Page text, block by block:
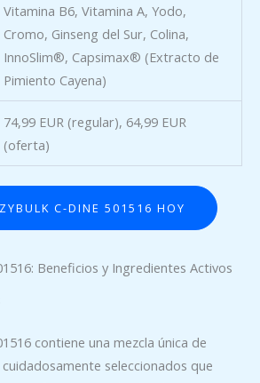
Vitamina B6, Vitamina A, Yodo,
Cromo, Ginseng del Sur, Colina,
InnoSlim®, Capsimax® (Extracto de
Pimiento Cayena)
74,99 EUR (regular), 64,99 EUR
(oferta)
C-DINE 501516 HOY
Beneficios y Ingredientes Activos
contiene una mezcla única de
seleccionados que